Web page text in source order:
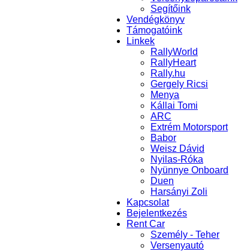
Segítőink
Vendégkönyv
Támogatóink
Linkek
RallyWorld
RallyHeart
Rally.hu
Gergely Ricsi
Menya
Kállai Tomi
ARC
Extrém Motorsport
Babor
Weisz Dávid
Nyilas-Róka
Nyünnye Onboard
Duen
Harsányi Zoli
Kapcsolat
Bejelentkezés
Rent Car
Személy - Teher
Versenyautó